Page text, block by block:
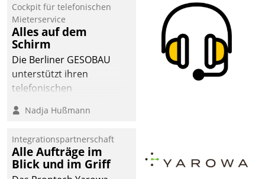
der
Wohnungswirtschaft“.
Bewerben können sich
dafür ein Team
bestehend aus
Wohnungsunternehmen
und PropTech.
Cockpit für telefonischen
Mieterservice
Alles auf dem
Schirm
Die Berliner GESOBAU
unterstützt ihren
telefonischen
digitalen Cockpit, das
passende Fragen und
Schlagworte auswirft.
Eine intuitive
Nadja Hußmann
Integrationspartnerschaft
Alle Aufträge im
Blick und im Griff